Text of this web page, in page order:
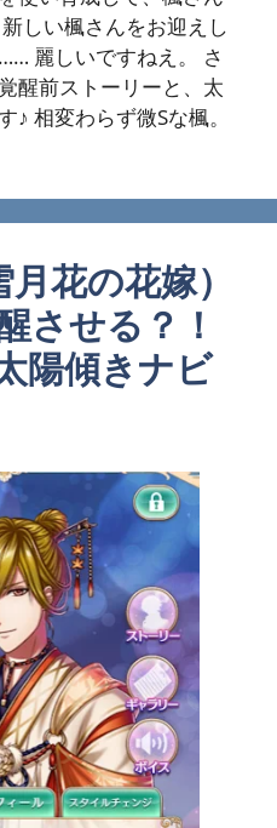
しい楓さんをお迎えし
麗しいですねえ。 さ
醒前ストーリーと、太
相変わらず微Sな楓。
花の花嫁）
させる？！
陽傾きナビ